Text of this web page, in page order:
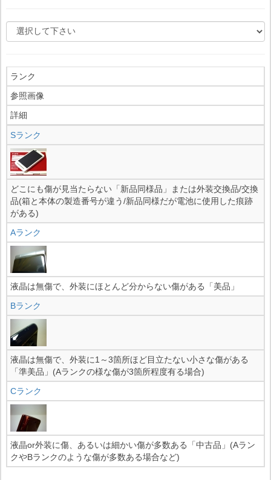
ランク
参照画像
詳細
Sランク
どこにも傷が見当たらない「新品同様品」または外装交換品/交換
品(箱と本体の製造番号が違う/新品同様だが電池に使用した痕跡
がある)
Aランク
液晶は無傷で、外装にほとんど分からない傷がある「美品」
Bランク
液晶は無傷で、外装に1～3箇所ほど目立たない小さな傷がある
「準美品」(Aランクの様な傷が3箇所程度有る場合)
Cランク
液晶or外装に傷、あるいは細かい傷が多数ある「中古品」(Aラン
クやBランクのような傷が多数ある場合など)